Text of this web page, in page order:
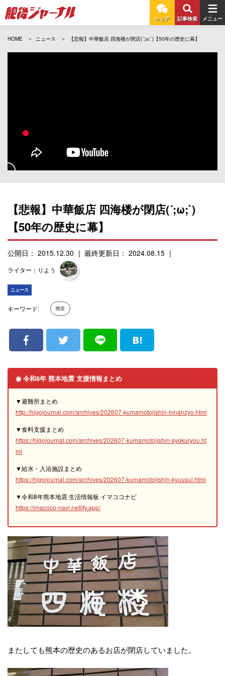
シェア 記事検索 メニュー
HOME ニュース 【悲報】中華飯店 四海楼が閉店(´;ω;`)【50年の歴史に幕】
【悲報】中華飯店 四海楼が閉店(´;ω;`)
【50年の歴史に幕】
公開日： 2015.12.30 最終更新日： 2024.08.15
ライター：りよう
ニュース
キーワード: 閉店
◉ 令和8年 熊本地震 支援情報まとめ
▼避難所まとめ
http://higojournal.com/archives/202607-kumamotojishin-hinanzyo.html
▼食料支援まとめ
https://higojournal.com/archives/202607-kumamotojishin-syokuryou.ht
ml
▼給水・入浴施設まとめ
https://higojournal.com/archives/202607-kumamotojishin-kyuusui.html
▼令和8年熊本地震 生活情報板 イマココナビ
https://imacoco-navi.netlify.app/
またしても熊本の歴史のあるお店が閉店していました。